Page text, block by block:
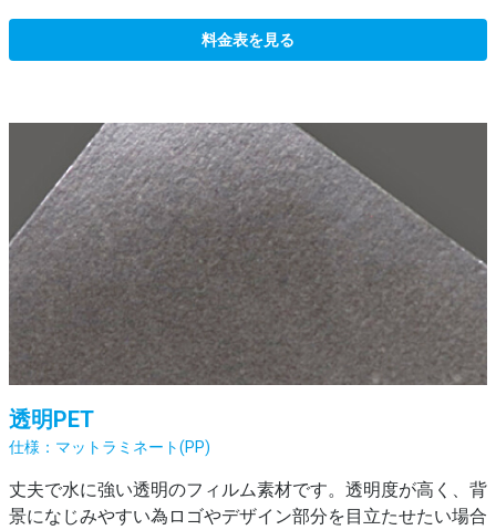
料金表を見る
透明PET
マットラミネート(PP)
丈夫で水に強い透明のフィルム素材です。透明度が高く、背
景になじみやすい為ロゴやデザイン部分を目立たせたい場合